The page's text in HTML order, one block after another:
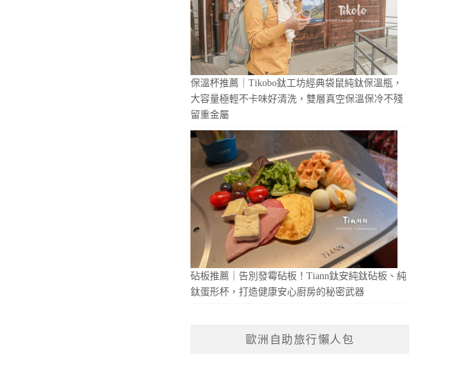
保溫杯推薦｜Tikobo鈦工坊經典袋鼠純鈦保溫瓶，
大容量極輕不卡味好清洗，雙層真空保溫保冷不殘
留重金屬
砧板推薦｜告別發霉砧板！Tiann鈦安純鈦砧板、純
鈦蛋形杯，打造健康安心廚房的秘密武器
歐洲自助旅行懶人包